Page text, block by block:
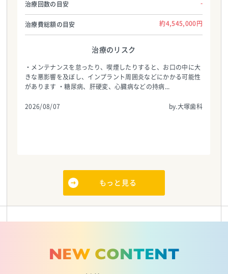
治療回数の目安 -
治療費総額の目安 約4,545,000円
治療のリスク
・メンテナンスを怠ったり、喫煙したりすると、お口の中に大
きな悪影響を及ぼし、インプラント周囲炎などにかかる可能性
があります ・糖尿病、肝硬変、心臓病などの持病...
2026/08/07 by.大塚歯科
もっと見る
NEW CONTENT